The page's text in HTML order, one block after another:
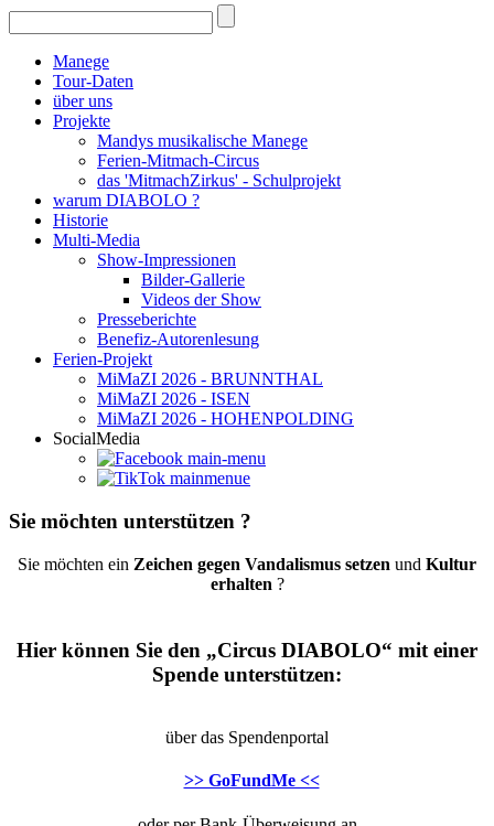
Manege
Tour-Daten
über uns
Projekte
Mandys musikalische Manege
Ferien-Mitmach-Circus
das 'MitmachZirkus' - Schulprojekt
warum DIABOLO ?
Historie
Multi-Media
Show-Impressionen
Bilder-Gallerie
Videos der Show
Presseberichte
Benefiz-Autorenlesung
Ferien-Projekt
MiMaZI 2026 - BRUNNTHAL
MiMaZI 2026 - ISEN
MiMaZI 2026 - HOHENPOLDING
SocialMedia
Sie möchten unterstützen ?
Sie möchten ein Zeichen gegen Vandalismus setzen und Kultur
erhalten ?
Hier können Sie den „Circus DIABOLO“ mit einer
Spende unterstützen:
über das Spendenportal
>> GoFundMe <<